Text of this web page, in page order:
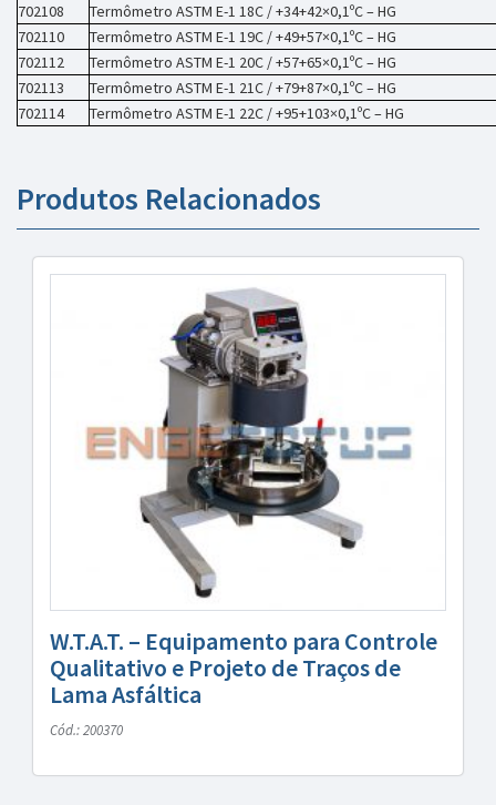
702108
Termômetro ASTM E-1 18C / +34+42×0,1ºC – HG
702110
Termômetro ASTM E-1 19C / +49+57×0,1ºC – HG
702112
Termômetro ASTM E-1 20C / +57+65×0,1ºC – HG
702113
Termômetro ASTM E-1 21C / +79+87×0,1ºC – HG
702114
Termômetro ASTM E-1 22C / +95+103×0,1ºC – HG
Produtos Relacionados
W.T.A.T. – Equipamento para Controle
Qualitativo e Projeto de Traços de
Lama Asfáltica
Cód.: 200370